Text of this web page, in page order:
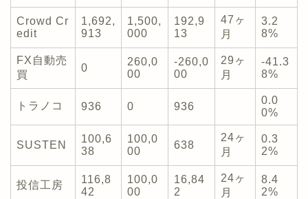
Crowd Cr
edit
1,692,
913
1,500,
000
192,9
13
47ヶ
月
3.2
8%
FX自動売
買
0
260,0
00
-260,0
00
29ヶ
月
-41.3
8%
トラノコ 936 0 936
0.0
0%
SUSTEN
100,6
38
100,0
00
638
24ヶ
月
0.3
2%
投信工房
116,8
42
100,0
00
16,84
2
24ヶ
月
8.4
2%